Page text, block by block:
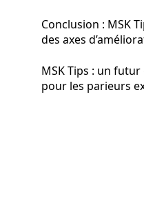
Conclusion : MSK
des axes
MSK Tips : un
pour les parieurs